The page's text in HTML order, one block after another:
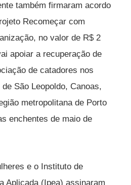
também firmaram acordo
Recomeçar com
no valor de R$ 2
apoiar a recuperação de
de catadores nos
São Leopoldo, Canoas,
metropolitana de Porto
enchentes de maio de
e o Instituto de
Aplicada (Ipea) assinaram